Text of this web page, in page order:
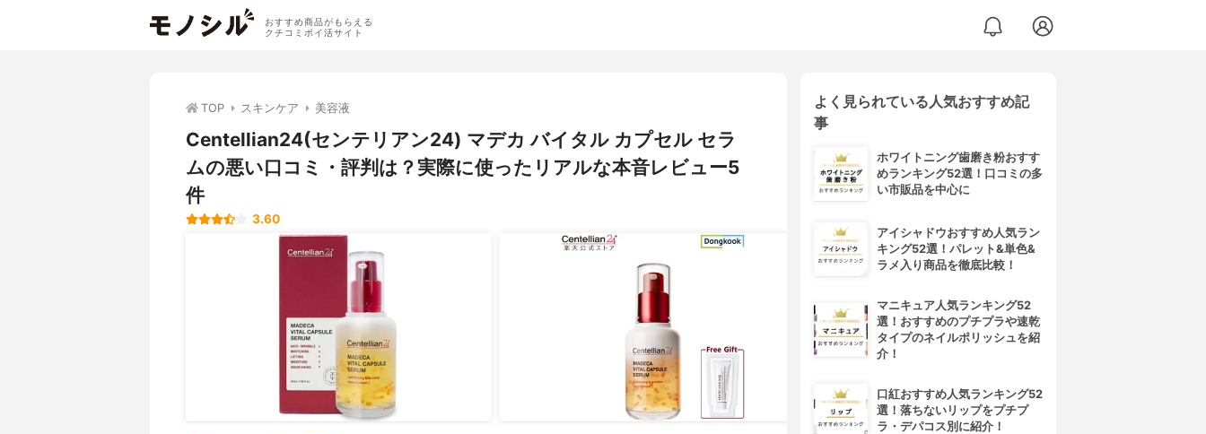
おすすめ商品がもらえる
クチコミポイ活サイト
TOP スキンケア 美容液
Centellian24(センテリアン24) マデカ バイタル カプセル セラ
ムの悪い口コミ・評判は？実際に使ったリアルな本音レビュー5
件
3.60
よく見られている人気おすすめ記
事
ホワイトニング歯磨き粉おすす
めランキング52選！口コミの多
い市販品を中心に
アイシャドウおすすめ人気ラン
キング52選！パレット&単色&
ラメ入り商品を徹底比較！
マニキュア人気ランキング52
選！おすすめのプチプラや速乾
タイプのネイルポリッシュを紹
介！
口紅おすすめ人気ランキング52
選！落ちないリップをプチプ
ラ・デパコス別に紹介！